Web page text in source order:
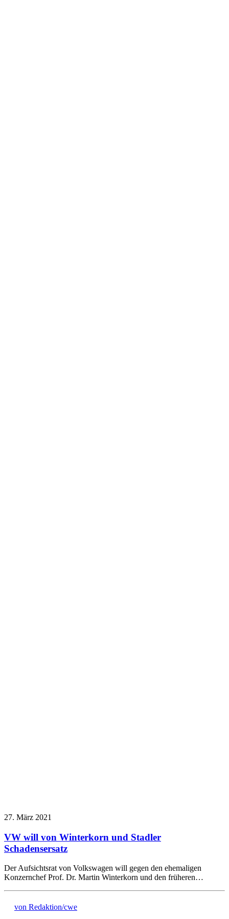
27. März 2021
VW will von Winterkorn und Stadler
Schadensersatz
Der Aufsichtsrat von Volkswagen will gegen den ehemaligen
Konzernchef Prof. Dr. Martin Winterkorn und den früheren…
von Redaktion/cwe